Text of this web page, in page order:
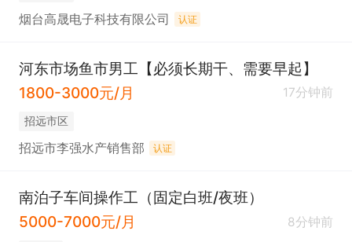
烟台高晟电子科技有限公司 认证
河东市场鱼市男工【必须长期干、需要早起】
1800-3000元/月
17分钟前
招远市区
招远市李强水产销售部 认证
南泊子车间操作工（固定白班/夜班）
5000-7000元/月
8分钟前